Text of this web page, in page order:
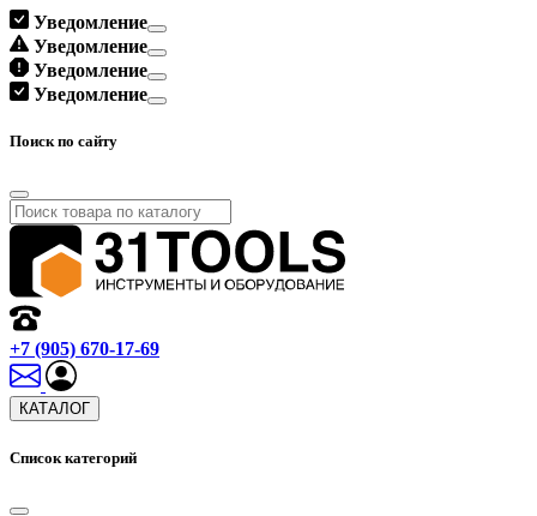
Уведомление
Уведомление
Уведомление
Уведомление
Поиск по сайту
+7 (905) 670-17-69
КАТАЛОГ
Список категорий